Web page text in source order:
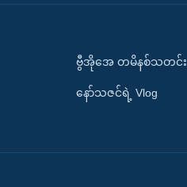
ဗွီအိုအေ တမိနစ်သတင်း
နော်သဇင်ရဲ့ Vlog